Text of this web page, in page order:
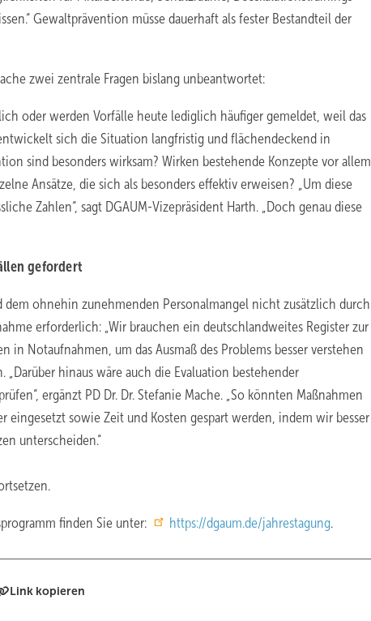
Gewaltprävention müsse dauerhaft als fester Bestandteil der
zwei zentrale Fragen bislang unbeantwortet:
oder werden Vorfälle heute lediglich häufiger gemeldet, weil das
sich die Situation langfristig und flächendeckend in
sind besonders wirksam? Wirken bestehende Konzepte vor allem
Ansätze, die sich als besonders effektiv erweisen? „Um diese
Zahlen“, sagt DGAUM-Vizepräsident Harth. „Doch genau diese
gefordert
ohnehin zunehmenden Personalmangel nicht zusätzlich durch
erforderlich: „Wir brauchen ein deutschlandweites Register zur
Notaufnahmen, um das Ausmaß des Problems besser verstehen
hinaus wäre auch die Evaluation bestehender
ergänzt PD Dr. Dr. Stefanie Mache. „So könnten Maßnahmen
eingesetzt sowie Zeit und Kosten gespart werden, indem wir besser
unterscheiden.“
finden Sie unter: https://dgaum.de/jahrestagung.
Link kopieren